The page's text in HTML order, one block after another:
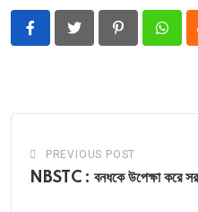
Pinterest
PREVIOUS POST
NBSTC : বনধকে উপেক্ষা করে